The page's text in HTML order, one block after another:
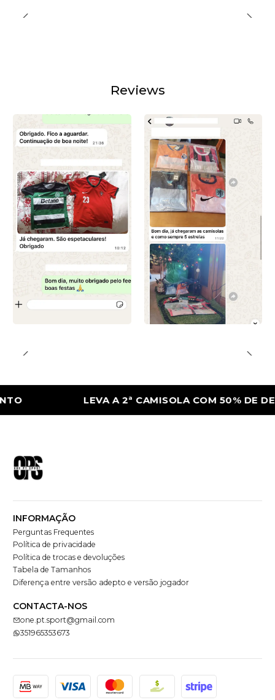
Reviews
LEVA A 2ª CAMISOLA COM 50% DE
INFORMAÇÃO
Perguntas Frequentes
Política de privacidade
Política de trocas e devoluções
Tabela de Tamanhos
Diferença entre versão adepto e versão jogador
CONTACTA-NOS
one.pt.sport@gmail.com
351965353673